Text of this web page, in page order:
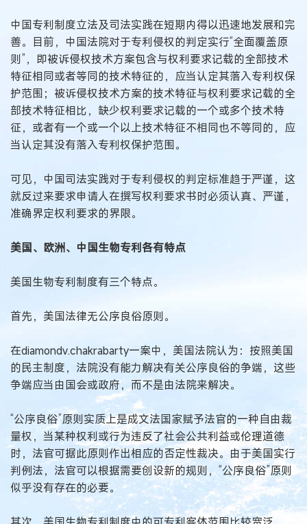
中国专利制度立法及司法实践在短期内得以迅速地发展和完
善。目前，中国法院对于专利侵权的判定实行“全面覆盖原
则”，即被诉侵权技术方案包含与权利要求记载的全部技术
特征相同或者等同的技术特征的，应当认定其落入专利权保
护范围；被诉侵权技术方案的技术特征与权利要求记载的全
部技术特征相比，缺少权利要求记载的一个或多个技术特
征，或者有一个或一个以上技术特征不相同也不等同的，应
当认定其没有落入专利权保护范围。
可见，中国司法实践对于专利侵权的判定标准趋于严谨，这
就反过来要求申请人在撰写权利要求书时必须认真、严谨，
准确界定权利要求的界限。
美国、欧洲、中国生物专利各有特点
美国生物专利制度有三个特点。
首先，美国法律无公序良俗原则。
在diamondv.chakrabarty一案中，美国法院认为：按照美国
的民主制度，法院没有能力解决有关公序良俗的争端，这些
争端应当由国会或政府，而不是由法院来解决。
“公序良俗”原则实质上是成文法国家赋予法官的一种自由裁
量权，当某种权利或行为违反了社会公共利益或伦理道德
时，法官可据此原则作出相应的否定性裁决。由于美国实行
判例法，法官可以根据需要创设新的规则，“公序良俗”原则
似乎没有存在的必要。